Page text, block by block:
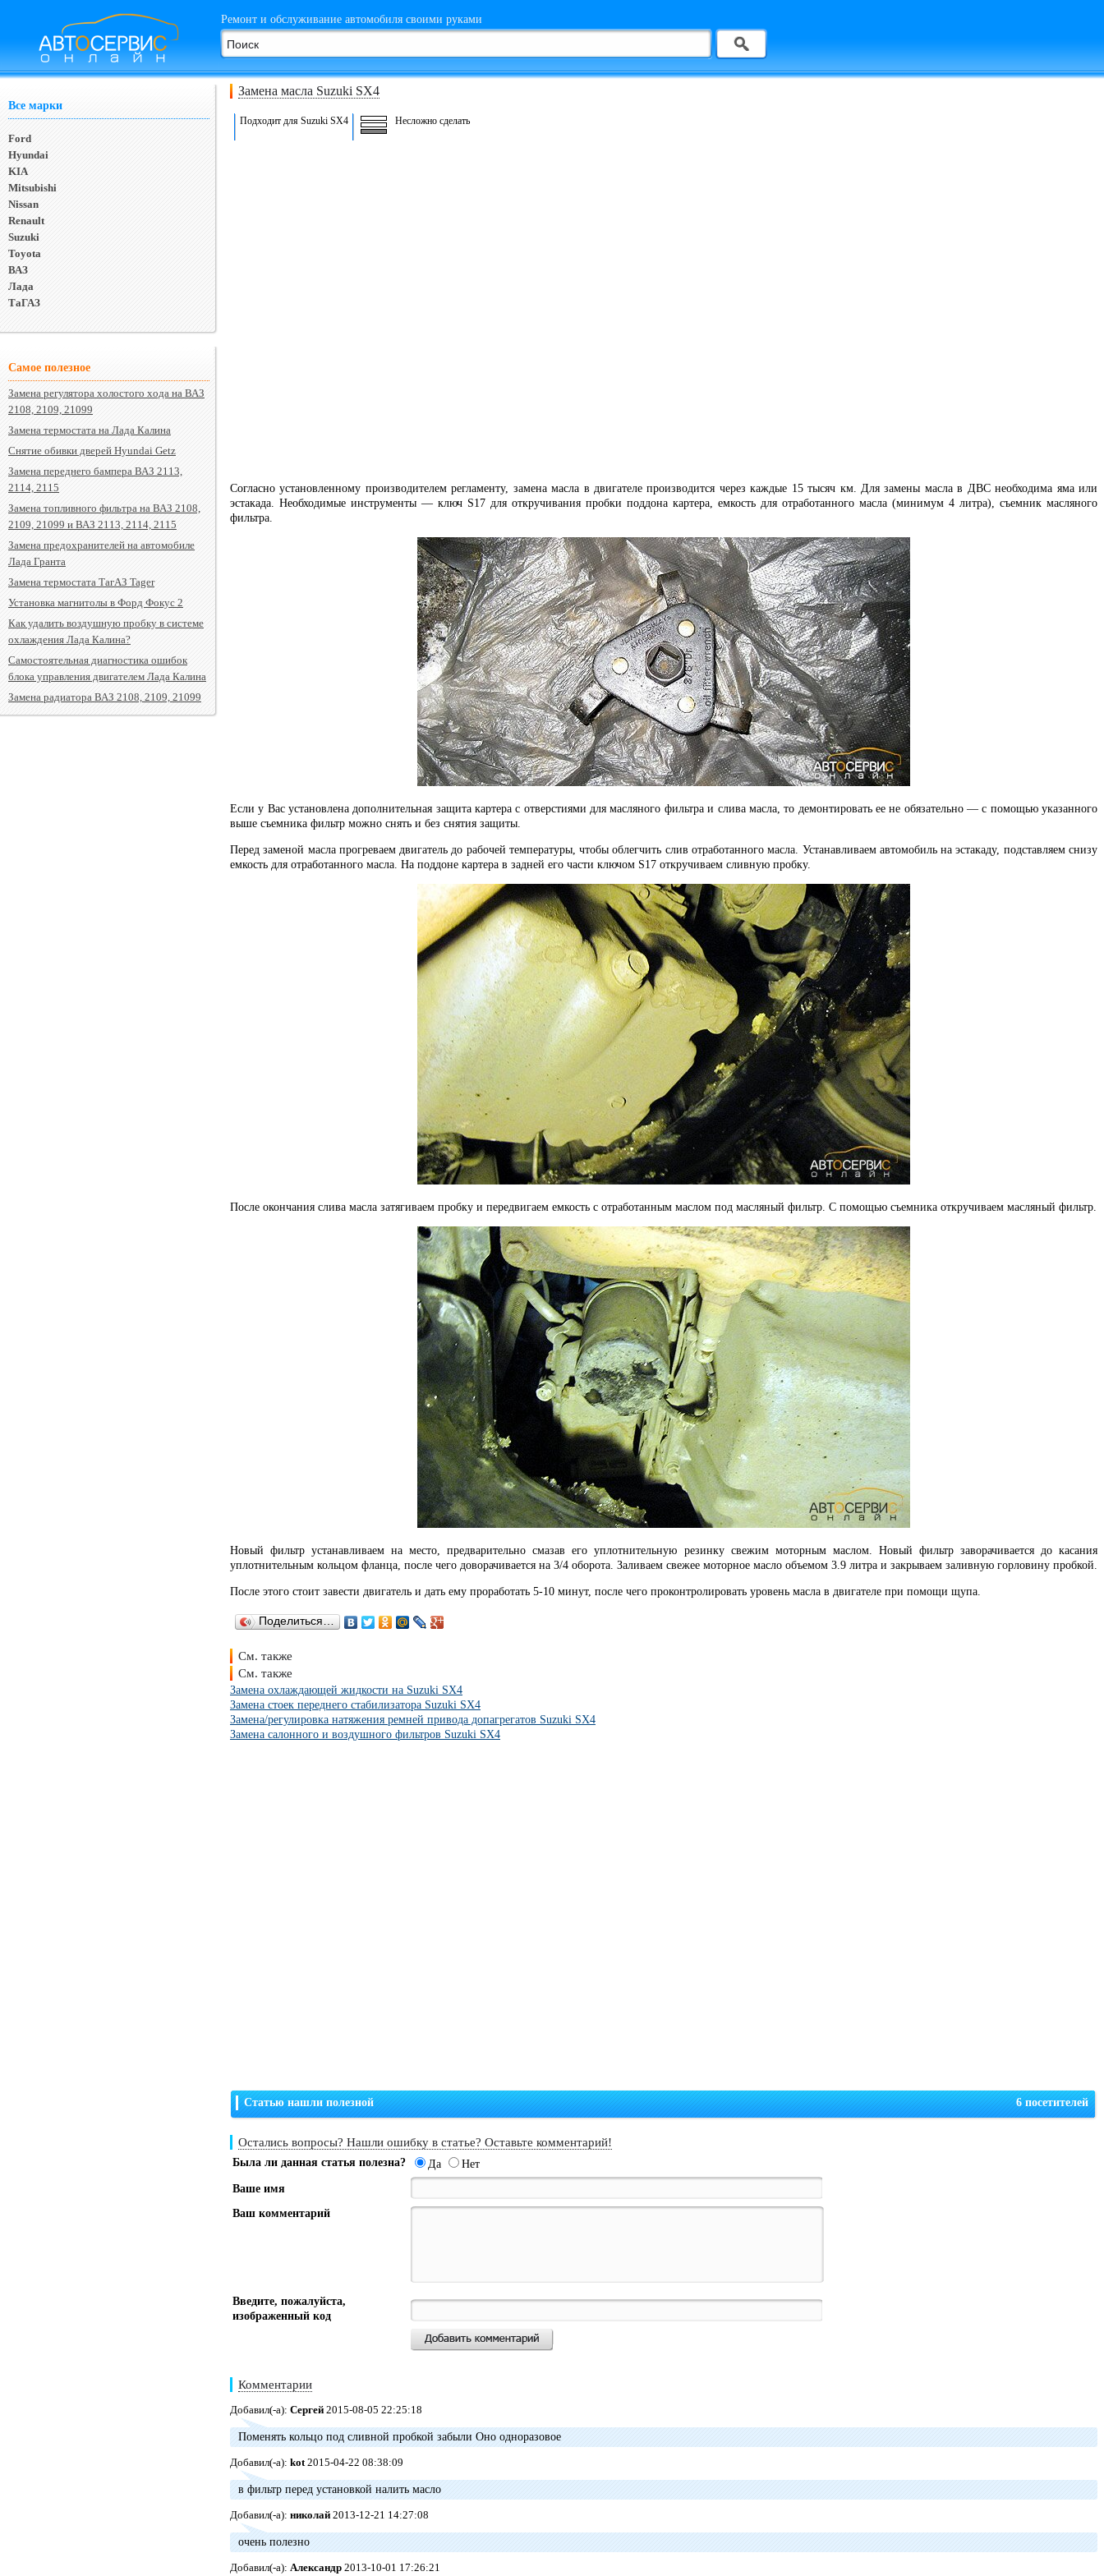
Ремонт и обслуживание автомобиля своими руками
Все марки
Ford
Hyundai
KIA
Mitsubishi
Nissan
Renault
Suzuki
Toyota
ВАЗ
Лада
ТаГАЗ
Самое полезное
Замена регулятора холостого хода на ВАЗ
2108, 2109, 21099
Замена термостата на Лада Калина
Снятие обивки дверей Hyundai Getz
Замена переднего бампера ВАЗ 2113,
2114, 2115
Замена топливного фильтра на ВАЗ 2108,
2109, 21099 и ВАЗ 2113, 2114, 2115
Замена предохранителей на автомобиле
Лада Гранта
Замена термостата ТагАЗ Tager
Установка магнитолы в Форд Фокус 2
Как удалить воздушную пробку в системе
охлаждения Лада Калина?
Самостоятельная диагностика ошибок
блока управления двигателем Лада Калина
Замена радиатора ВАЗ 2108, 2109, 21099
Замена масла Suzuki SX4
Подходит для Suzuki SX4 Несложно сделать
Согласно установленному производителем регламенту, замена масла в двигателе производится через каждые 15 тысяч км. Для замены масла в ДВС необходима яма или
эстакада. Необходимые инструменты — ключ S17 для откручивания пробки поддона картера, емкость для отработанного масла (минимум 4 литра), съемник масляного
фильтра.
Если у Вас установлена дополнительная защита картера с отверстиями для масляного фильтра и слива масла, то демонтировать ее не обязательно — с помощью указанного
выше съемника фильтр можно снять и без снятия защиты.
Перед заменой масла прогреваем двигатель до рабочей температуры, чтобы облегчить слив отработанного масла. Устанавливаем автомобиль на эстакаду, подставляем снизу
емкость для отработанного масла. На поддоне картера в задней его части ключом S17 откручиваем сливную пробку.
После окончания слива масла затягиваем пробку и передвигаем емкость с отработанным маслом под масляный фильтр. С помощью съемника откручиваем масляный фильтр.
Новый фильтр устанавливаем на место, предварительно смазав его уплотнительную резинку свежим моторным маслом. Новый фильтр заворачивается до касания
уплотнительным кольцом фланца, после чего доворачивается на 3/4 оборота. Заливаем свежее моторное масло объемом 3.9 литра и закрываем заливную горловину пробкой.
После этого стоит завести двигатель и дать ему проработать 5-10 минут, после чего проконтролировать уровень масла в двигателе при помощи щупа.
Поделиться…
См. также
См. также
Замена охлаждающей жидкости на Suzuki SX4
Замена стоек переднего стабилизатора Suzuki SX4
Замена/регулировка натяжения ремней привода допагрегатов Suzuki SX4
Замена салонного и воздушного фильтров Suzuki SX4
Статью нашли полезной 6 посетителей
Остались вопросы? Нашли ошибку в статье? Оставьте комментарий!
Была ли данная статья полезна? Да
Нет
Ваше имя
Ваш комментарий
Введите, пожалуйста,
изображенный код
Комментарии
Добавил(-а): Сергей 2015-08-05 22:25:18
Поменять кольцо под сливной пробкой забыли Оно одноразовое
Добавил(-а): kot2015-04-22 08:38:09
в фильтр перед установкой налить масло
Добавил(-а): николай 2013-12-21 14:27:08
очень полезно
Добавил(-а): Александр 2013-10-01 17:26:21